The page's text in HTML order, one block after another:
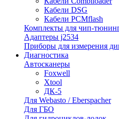
Кабели DSG
Кабели PCMflash
Комплекты для чип-
Адаптеры j2534
Приборы для измерения
Диагностика
Автосканеры
Foxwell
Xtool
ДК-5
Для Webasto / Eberspacher
Для ГБО